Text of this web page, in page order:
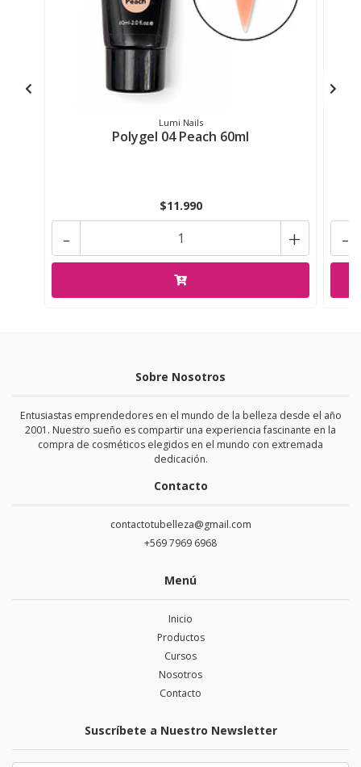
Lumi Nails
Polygel 04 Peach 60ml
$11.990
+
- -
Sobre Nosotros
Entusiastas emprendedores en el mundo de la belleza desde el año
2001. Nuestro sueño es compartir una experiencia fascinante en la
compra de cosméticos elegidos en el mundo con extremada
dedicación.
Contacto
contactotubelleza@gmail.com
+569 7969 6968
Menú
Inicio
Productos
Cursos
Nosotros
Contacto
Suscríbete a Nuestro Newsletter